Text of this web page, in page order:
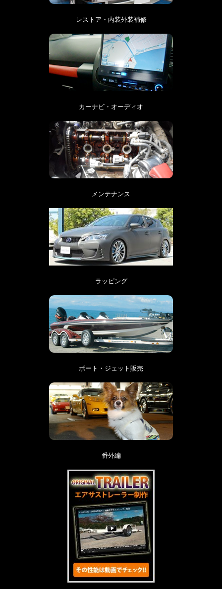
レストア・内装外装補修
カーナビ・オーディオ
メンテナンス
ラッピング
ボート・ジェット販売
番外編